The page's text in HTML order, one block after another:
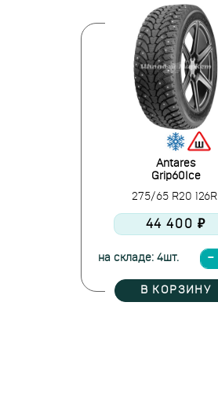
Antares
Grip60Ice
275/65 R20 126R
44 400 ₽
на складе: 4шт.
В КОРЗИНУ